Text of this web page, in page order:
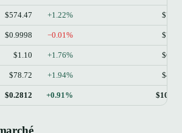
$574.47 +1.22%
$0.9998 −0.01%
$1.10 +1.76%
$78.72 +1.94%
$0.2812 +0.91%